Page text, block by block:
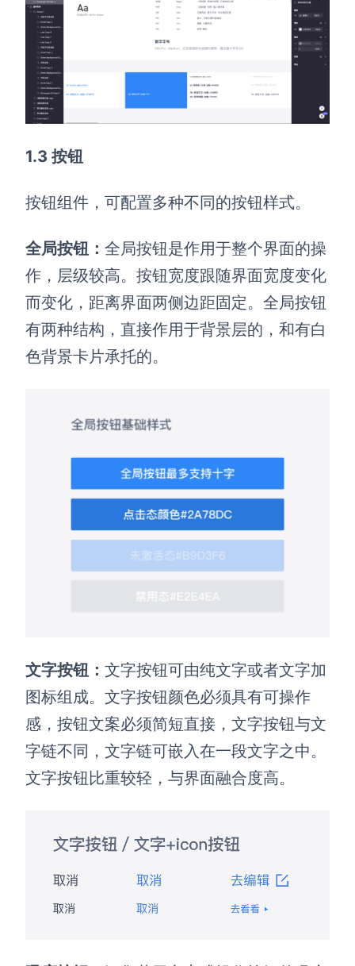
1.3 按钮
按钮组件，可配置多种不同的按钮样式。
全局按钮： 全局按钮是作用于整个界面的操
作，层级较高。按钮宽度跟随界面宽度变化
而变化，距离界面两侧边距固定。全局按钮
有两种结构，直接作用于背景层的，和有白
色背景卡片承托的。
文字按钮： 文字按钮可由纯文字或者文字加
图标组成。文字按钮颜色必须具有可操作
感，按钮文案必须简短直接，文字按钮与文
字链不同，文字链可嵌入在一段文字之中。
文字按钮比重较轻，与界面融合度高。